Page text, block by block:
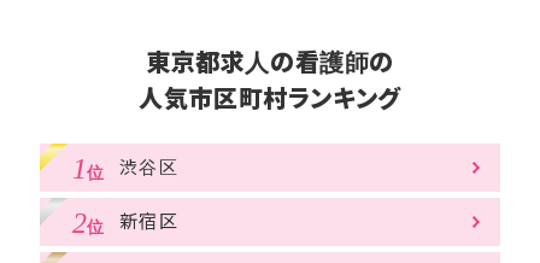
東京都求人の看護師の
人気市区町村ランキング
渋谷区
新宿区